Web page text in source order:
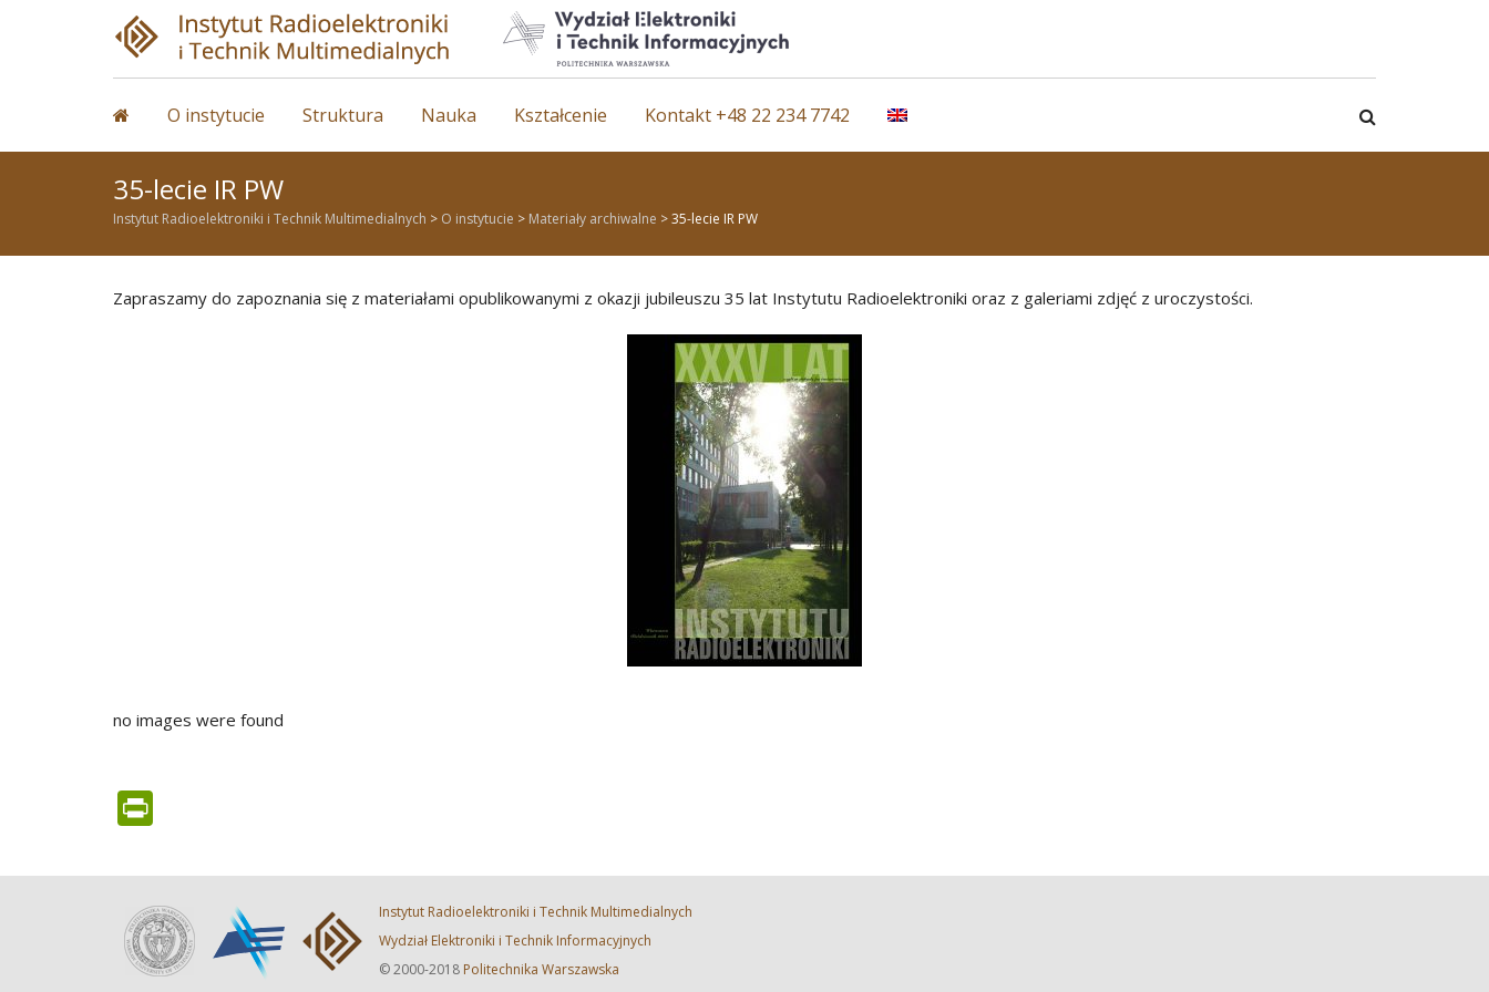
O instytucie Struktura Nauka Kształcenie Kontakt +48 22 234 7742
35-lecie IR PW
Instytut Radioelektroniki i Technik Multimedialnych > O instytucie > Materiały archiwalne >35-lecie IR PW
Zapraszamy do zapoznania się z materiałami opublikowanymi z okazji jubileuszu 35 lat Instytutu Radioelektroniki oraz z galeriami zdjęć z uroczystości.
no images were found
Instytut Radioelektroniki i Technik Multimedialnych
Wydział Elektroniki i Technik Informacyjnych
© 2000-2018 Politechnika Warszawska